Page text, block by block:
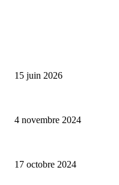
15 juin 2026
4 novembre 2024
17 octobre 2024